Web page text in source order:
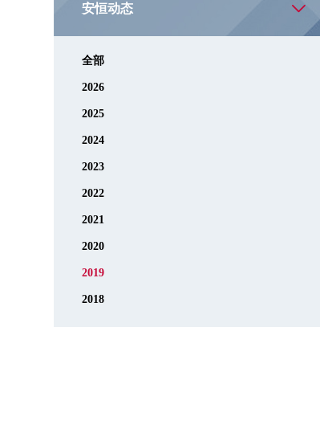
安恒动态
全部
2026
2025
2024
2023
2022
2021
2020
2019
2018